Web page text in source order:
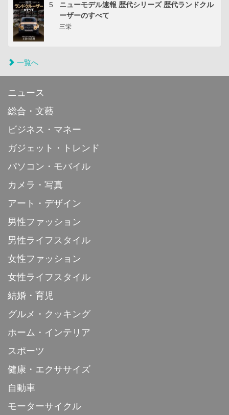
5
ニューモデル速報 歴代シリーズ 歴代ランドクル
ーザーのすべて
三栄
一覧へ
ニュース
総合・文藝
ビジネス・マネー
ガジェット・トレンド
パソコン・モバイル
カメラ・写真
アート・デザイン
男性ファッション
男性ライフスタイル
女性ファッション
女性ライフスタイル
結婚・育児
グルメ・クッキング
ホーム・インテリア
スポーツ
健康・エクササイズ
自動車
モーターサイクル